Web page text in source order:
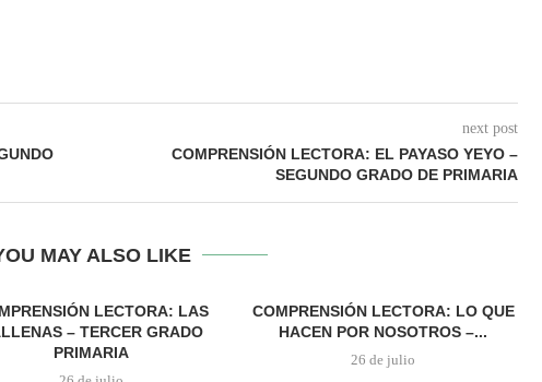
next post
COMPRENSIÓN LECTORA: EL PAYASO YEYO –
SEGUNDO GRADO DE PRIMARIA
MAY ALSO LIKE
LECTORA: LAS
– TERCER GRADO
PRIMARIA
COMPRENSIÓN LECTORA: LO QUE
HACEN POR NOSOTROS –...
26 de julio